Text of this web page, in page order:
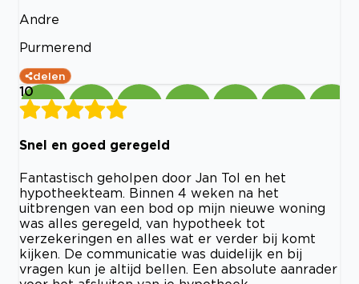
Andre
Purmerend
delen
10
Snel en goed geregeld
Fantastisch geholpen door Jan Tol en het
hypotheekteam. Binnen 4 weken na het
uitbrengen van een bod op mijn nieuwe woning
was alles geregeld, van hypotheek tot
verzekeringen en alles wat er verder bij komt
kijken. De communicatie was duidelijk en bij
vragen kun je altijd bellen. Een absolute aanrader